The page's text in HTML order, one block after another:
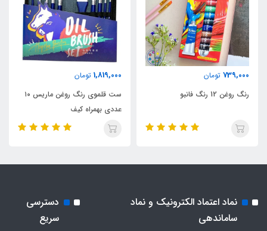
739,000 تومان
رنگ روغن 12 رنگ فانبو
1,819,000 تومان
ست قلموی رنگ روغن ماریس ۱۰
عددی بهمراه کیف
نماد اعتماد الکترونیک و نماد
ساماندهی
دسترسی
سریع